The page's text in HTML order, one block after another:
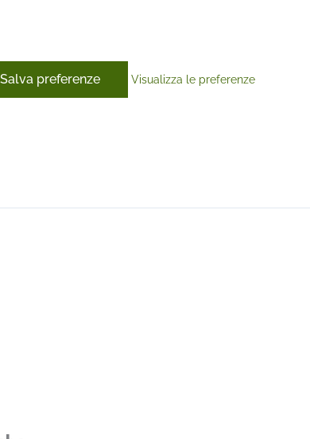
Salva preferenze Visualizza le preferenze